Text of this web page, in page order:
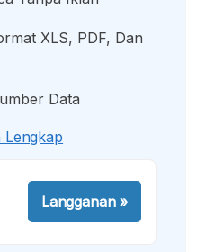
XLS, PDF, Dan
Data
Lengkap
Langganan»